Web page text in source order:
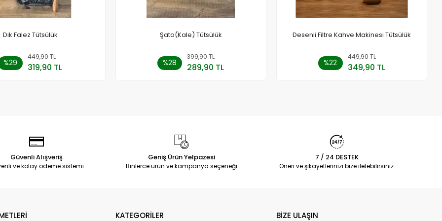
Dik Falez Tütsülük
%29
449,90 TL
319,90 TL
Sepete Ekle
Şato(Kale) Tütsülük
%28
399,90 TL
289,90 TL
Sepete Ekle
Desenli Filtre Kahve Makinesi Tütsülük
%22
449,90 TL
349,90 TL
Sepete Ekle
Güvenli Alışveriş
ve kolay ödeme sistemi
Geniş Ürün Yelpazesi
Binlerce ürün ve kampanya seçeneği
7 / 24 DESTEK
Öneri ve şikayetlerinizi bize iletebilirsiniz.
KATEGORİLER BİZE ULAŞIN